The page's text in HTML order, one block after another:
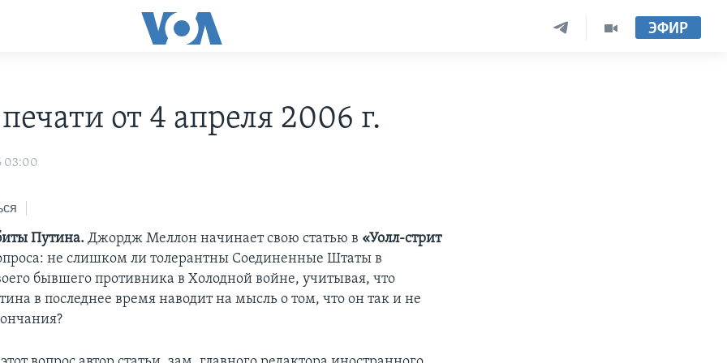
ЭФИР
от 4 апреля 2006 г.
03:00
Путина. Джордж Меллон начинает свою статью в «Уолл-стрит
не слишком ли толерантны Соединенные Штаты в
бывшего противника в Холодной войне, учитывая, что
в последнее время наводит на мысль о том, что он так и не